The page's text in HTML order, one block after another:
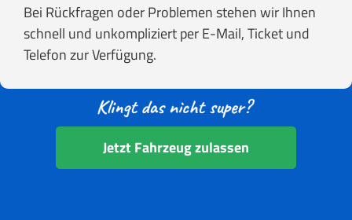
Bei Rückfragen oder Problemen stehen wir Ihnen
schnell und unkompliziert per E-Mail, Ticket und
Telefon zur Verfügung.
Jetzt Fahrzeug zulassen